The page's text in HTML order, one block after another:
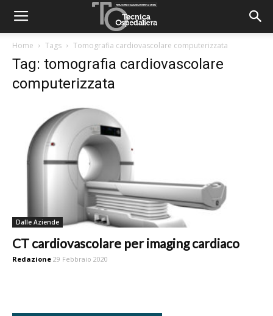
Home Tags Tomografia cardiovascolare computerizzata
Tag: tomografia cardiovascolare
computerizzata
Dalle Aziende
CT cardiovascolare per imaging cardiaco
Redazione 29 Febbraio 2020